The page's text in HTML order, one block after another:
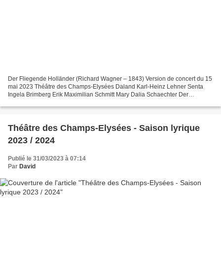
Der Fliegende Holländer (Richard Wagner – 1843) Version de concert du 15
mai 2023 Théâtre des Champs-Elysées Daland Karl-Heinz Lehner Senta
Ingela Brimberg Erik Maximilian Schmitt Mary Dalia Schaechter Der
Théâtre des Champs-Elysées - Saison lyrique
2023 / 2024
Publié le 31/03/2023 à 07:14
Par David